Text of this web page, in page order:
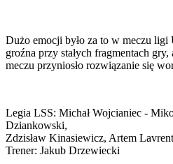
Dużo emocji było za to w meczu ligi
groźna przy stałych fragmentach
meczu przyniosło rozwiązanie się
Legia LSS: Michał Wojcianiec -
Dziankowski,
Zdzisław Kinasiewicz, Artem
Trener: Jakub Drzewiecki